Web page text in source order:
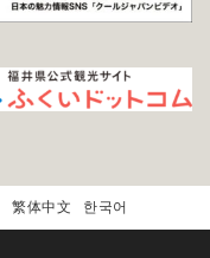
繁体中文 한국어